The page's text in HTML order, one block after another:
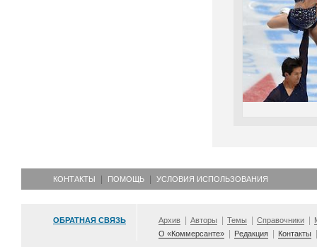
КОНТАКТЫ ПОМОЩЬ УСЛОВИЯ ИСПОЛЬЗОВАНИЯ
ОБРАТНАЯ СВЯЗЬ Архив Авторы Темы Справочники
О «Коммерсанте»
Редакция Контакты